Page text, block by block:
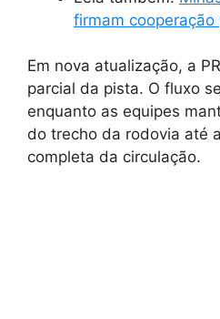
firmam
Em nova atualização, a
parcial da pista. O fluxo
enquanto as equipes
do trecho da rodovia até
completa da circulação.